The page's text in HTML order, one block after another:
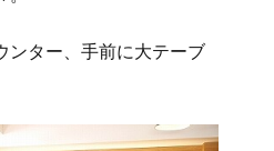
ンター、手前に大テーブ